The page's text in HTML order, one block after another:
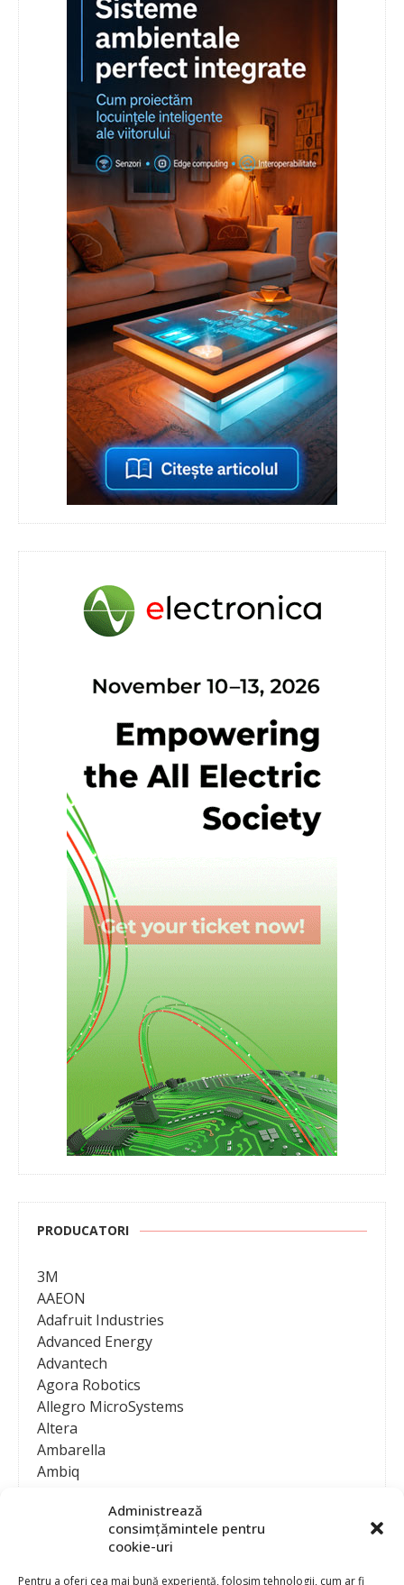
Administrează
consimțămintele pentru
cookie-uri
Pentru a oferi cea mai bună experiență, folosim tehnologii, cum ar fi
PRODUCATORI
3M
AAEON
Adafruit Industries
Advanced Energy
Advantech
Agora Robotics
Allegro MicroSystems
Altera
Ambarella
Ambiq
Analog Devices
Anritsu Corporation
Ansys